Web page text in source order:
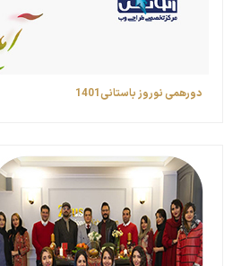
دورهمی نوروز باستانی1401